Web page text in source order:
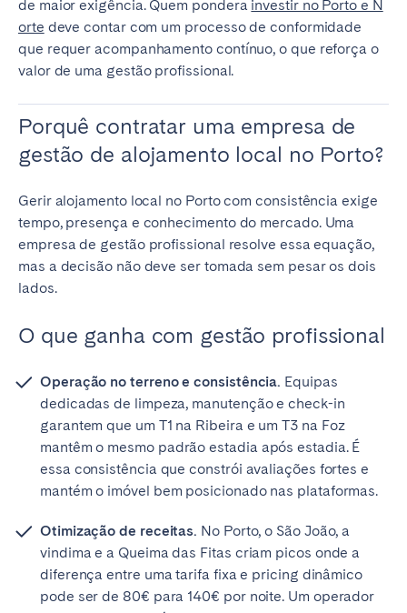
de maior exigência. Quem pondera investir no Porto e N
orte deve contar com um processo de conformidade
que requer acompanhamento contínuo, o que reforça o
valor de uma gestão profissional.
Porquê contratar uma empresa de
gestão de alojamento local no Porto?
Gerir alojamento local no Porto com consistência exige
tempo, presença e conhecimento do mercado. Uma
empresa de gestão profissional resolve essa equação,
mas a decisão não deve ser tomada sem pesar os dois
lados.
O que ganha com gestão profissional
Operação no terreno e consistência. Equipas
dedicadas de limpeza, manutenção e check-in
garantem que um T1 na Ribeira e um T3 na Foz
mantêm o mesmo padrão estadia após estadia. É
essa consistência que constrói avaliações fortes e
mantém o imóvel bem posicionado nas plataformas.
Otimização de receitas. No Porto, o São João, a
vindima e a Queima das Fitas criam picos onde a
diferença entre uma tarifa fixa e pricing dinâmico
pode ser de 80€ para 140€ por noite. Um operador